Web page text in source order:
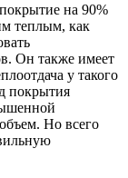
на 90%
теплым, как
Он также имеет
у такого
покрытия
Но всего